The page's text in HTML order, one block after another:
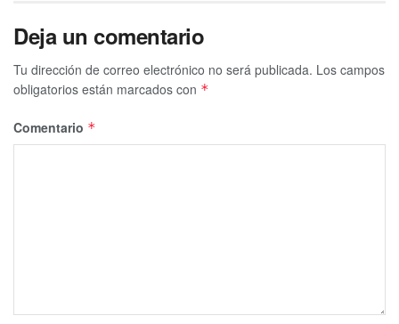
Deja un comentario
Tu dirección de correo electrónico no será publicada. Los campos
obligatorios están marcados con *
Comentario *